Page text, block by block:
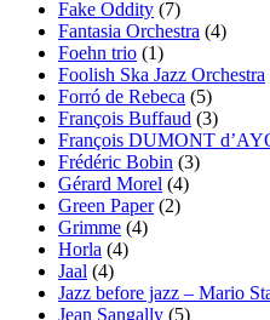
Fake Oddity (7)
Fantasia Orchestra (4)
Foehn trio (1)
Foolish Ska Jazz Orchestra
Forró de Rebeca (5)
François Buffaud (3)
François DUMONT
Frédéric Bobin (3)
Gérard Morel (4)
Green Paper(2)
Grimme (4)
Horla (4)
Jaal (4)
Jazz before jazz – Mario
Jean Sangally (5)